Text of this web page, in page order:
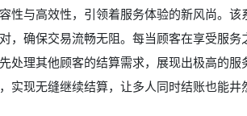
性与高效性，引领着服务体验的新风尚。
，确保交易流畅无阻。每当顾客在享受服
处理其他顾客的结算需求，展现出极高的服
实现无缝继续结算，让多人同时结账也能井